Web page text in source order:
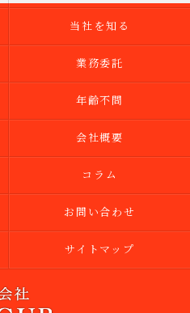
当社を知る
業務委託
年齢不問
会社概要
コラム
お問い合わせ
サイトマップ